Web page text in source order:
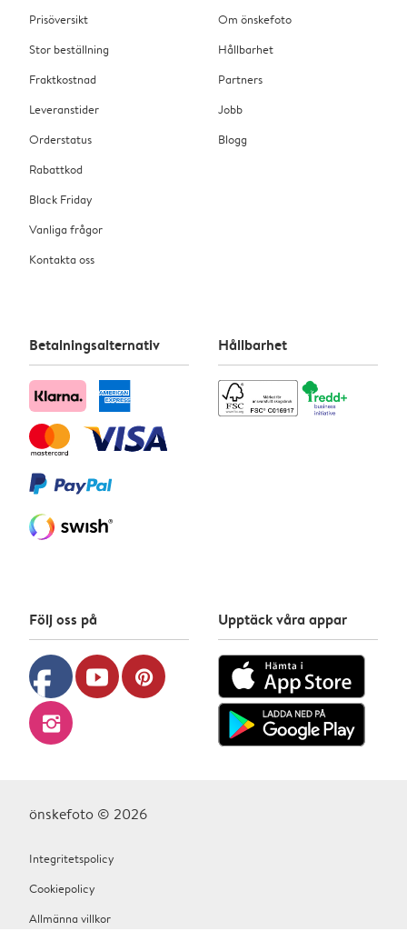
Prisöversikt
Stor beställning
Fraktkostnad
Leveranstider
Orderstatus
Rabattkod
Black Friday
Vanliga frågor
Kontakta oss
Om önskefoto
Hållbarhet
Partners
Jobb
Blogg
Betalningsalternativ Hållbarhet
Följ oss på
facebook youtube pinterest
instagram
Upptäck våra appar
önskefoto © 2026
Integritetspolicy
Cookiepolicy
Allmänna villkor